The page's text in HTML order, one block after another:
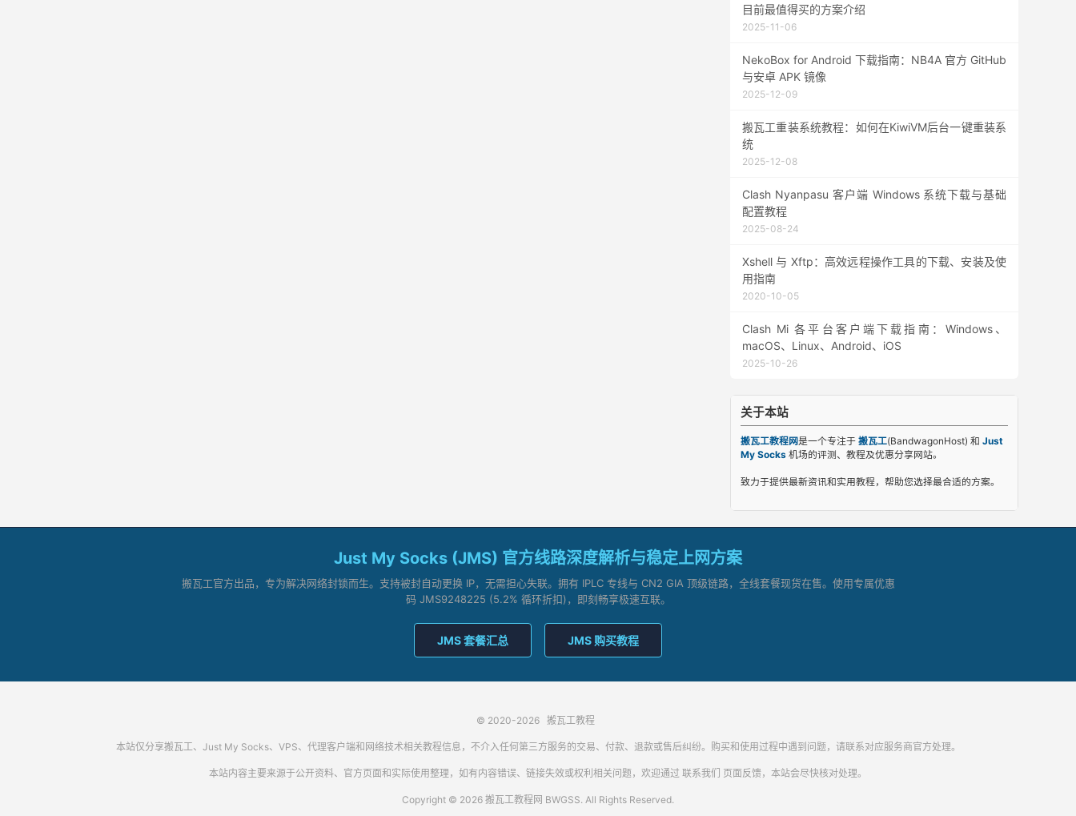
目前最值得买的方案介绍
2025-11-06
NekoBox for Android 下载指南：NB4A 官方 GitHub
与安卓 APK 镜像
2025-12-09
搬瓦工重装系统教程：如何在KiwiVM后台一键重装系
统
2025-12-08
Clash Nyanpasu 客户端 Windows 系统下载与基础
配置教程
2025-08-24
Xshell 与 Xftp：高效远程操作工具的下载、安装及使
用指南
2020-10-05
Clash Mi 各平台客户端下载指南：Windows、
macOS、Linux、Android、iOS
2025-10-26
关于本站
搬瓦工教程网是一个专注于 搬瓦工(BandwagonHost) 和 Just
My Socks 机场的评测、教程及优惠分享网站。
致力于提供最新资讯和实用教程，帮助您选择最合适的方案。
Just My Socks (JMS) 官方线路深度解析与稳定上网方案
搬瓦工官方出品，专为解决网络封锁而生。支持被封自动更换 IP，无需担心失联。拥有 IPLC 专线与 CN2 GIA 顶级链路，全线套餐现货在售。使用专属优惠
码 JMS9248225 (5.2% 循环折扣)，即刻畅享极速互联。
JMS 套餐汇总 JMS 购买教程
© 2020-2026 搬瓦工教程
本站仅分享搬瓦工、Just My Socks、VPS、代理客户端和网络技术相关教程信息，不介入任何第三方服务的交易、付款、退款或售后纠纷。购买和使用过程中遇到问题，请联系对应服务商官方处理。
本站内容主要来源于公开资料、官方页面和实际使用整理，如有内容错误、链接失效或权利相关问题，欢迎通过 联系我们 页面反馈，本站会尽快核对处理。
Copyright © 2026 搬瓦工教程网 BWGSS. All Rights Reserved.